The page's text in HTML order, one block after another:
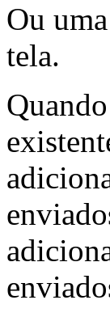
Ou
tela.